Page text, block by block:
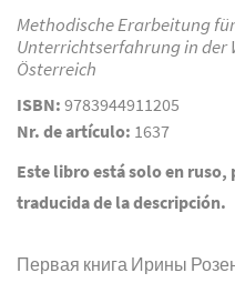
Methodische Erarbeitung
Unterrichtserfahrung in der
Österreich
ISBN: 9783944911205
Nr. de artículo: 1637
Este libro está solo en
traducida de la descripción.
Первая книга Ирины